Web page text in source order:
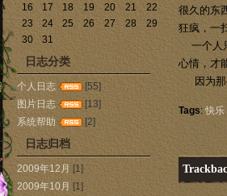
很久的东
狂疯，一
一个人
心情，才
因为那
Tags:快乐
16
17 18 19 20 21
22
23
24 25 26 27 28
29
30
31
日志分类
个人日志
[55]
图片日志
[13]
系统帮助
[2]
日志归档
2009年12月 [1]
2009年10月 [1]